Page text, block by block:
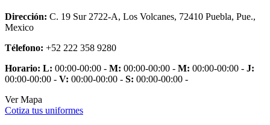
Dirección: C. 19 Sur 2722-A, Los Volcanes, 72410 Puebla, Pue.,
Mexico
Télefono: +52 222 358 9280
Horario: L: 00:00-00:00 - M: 00:00-00:00 - M: 00:00-00:00 - J:
00:00-00:00 - V: 00:00-00:00 - S: 00:00-00:00 -
Ver Mapa
Cotiza tus uniformes